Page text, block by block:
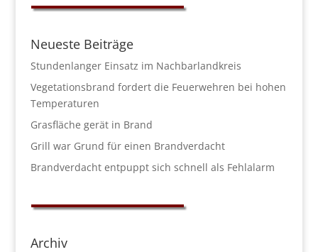
Neueste Beiträge
Stundenlanger Einsatz im Nachbarlandkreis
Vegetationsbrand fordert die Feuerwehren bei hohen
Temperaturen
Grasfläche gerät in Brand
Grill war Grund für einen Brandverdacht
Brandverdacht entpuppt sich schnell als Fehlalarm
Archiv